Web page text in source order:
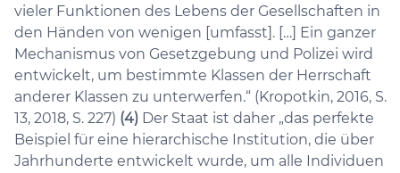
vieler Funktionen des Lebens der Gesellschaften in
den Händen von wenigen [umfasst]. […] Ein ganzer
Mechanismus von Gesetzgebung und Polizei wird
entwickelt, um bestimmte Klassen der Herrschaft
anderer Klassen zu unterwerfen.“ (Kropotkin, 2016, S.
13, 2018, S. 227) (4) Der Staat ist daher „das perfekte
Beispiel für eine hierarchische Institution, die über
Jahrhunderte entwickelt wurde, um alle Individuen